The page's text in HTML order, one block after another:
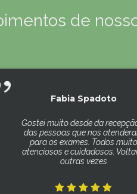
de
Fabia Spadoto
Gostei muito desde da
das pessoas que nos
para os exames. Todos muito
atenciosos e cuidadosos.
outras vezes